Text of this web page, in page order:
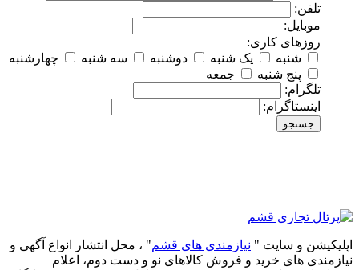
تلفن:
موبایل:
روزهای کاری:
شنبه
یک شنبه دوشنبه سه شنبه
چهارشنبه
پنج شنبه
جمعه
تلگرام:
اینستاگرام:
جستجو
اپلیکیشن و سایت " نیازمندی های قشم" ، محل انتشار انواع آگهی و
نیازمندی های خرید و فروش کالاهای نو و دست‌ دوم، اعلام